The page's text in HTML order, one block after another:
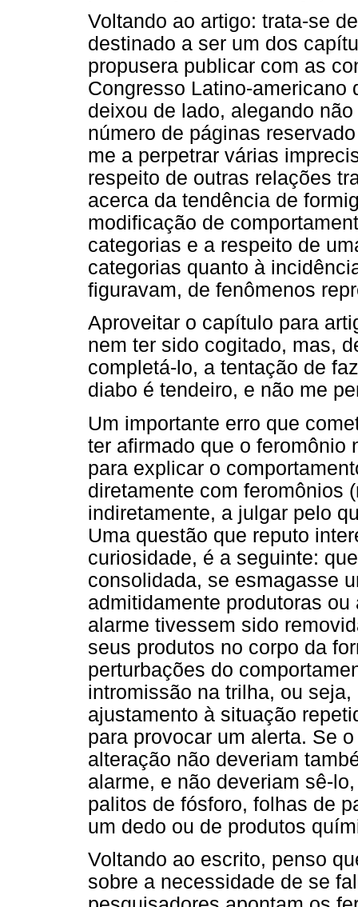
Voltando ao artigo: trata-se
destinado a ser um dos
propusera publicar com as
Congresso Latino-
deixou de lado, alegando
número de páginas
me a perpetrar várias
respeito de outras relações
acerca da tendência de
modificação de
categorias e a respeito de
categorias quanto à
figuravam, de fenômenos
Aproveitar o capítulo para
nem ter sido cogitado, mas,
completá-lo, a tentação de
diabo é tendeiro, e não me
Um importante erro que
ter afirmado que o feromônio
para explicar o
diretamente com feromônios
indiretamente, a julgar pelo
Uma questão que reputo
curiosidade, é a seguinte:
consolidada, se esmagasse
admitidamente produtoras
alarme tivessem sido
seus produtos no corpo da
perturbações do
intromissão na trilha, ou
ajustamento à situação
para provocar um alerta. Se
alteração não deveriam
alarme, e não deveriam sê-
palitos de fósforo, folhas de
um dedo ou de produtos
Voltando ao escrito, penso
sobre a necessidade de se